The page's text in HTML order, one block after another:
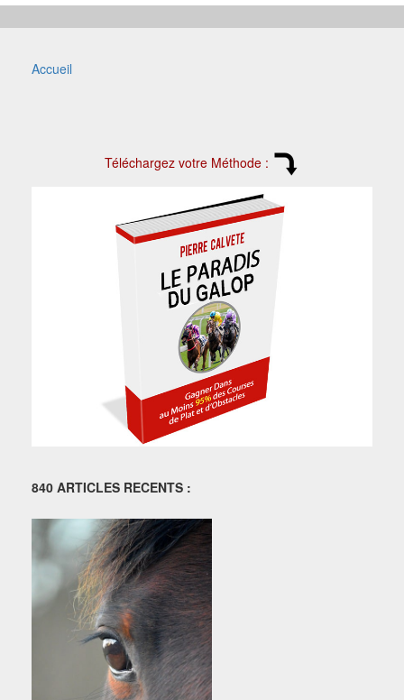
Accueil
Téléchargez votre Méthode :
840 ARTICLES RECENTS :